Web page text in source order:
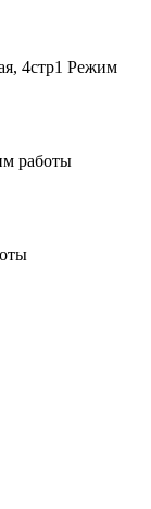
4стр1 Режим
работы